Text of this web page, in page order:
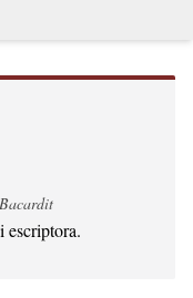
escriptora.